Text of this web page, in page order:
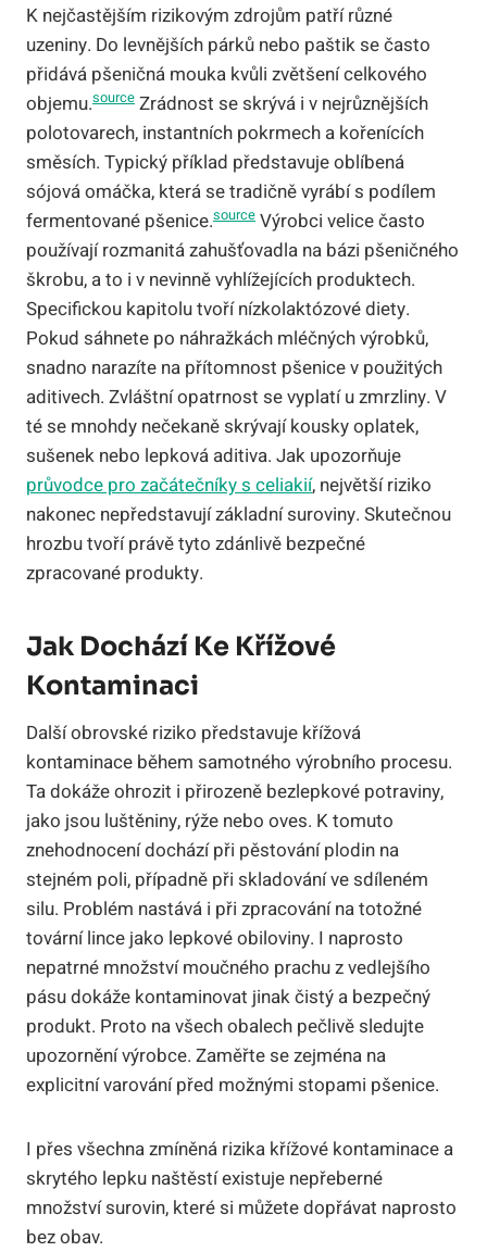
K nejčastějším rizikovým zdrojům patří různé
uzeniny. Do levnějších párků nebo paštik se často
přidává pšeničná mouka kvůli zvětšení celkového
objemu.source Zrádnost se skrývá i v nejrůznějších
polotovarech, instantních pokrmech a kořenících
směsích. Typický příklad představuje oblíbená
sójová omáčka, která se tradičně vyrábí s podílem
fermentované pšenice.source Výrobci velice často
používají rozmanitá zahušťovadla na bázi pšeničného
škrobu, a to i v nevinně vyhlížejících produktech.
Specifickou kapitolu tvoří nízkolaktózové diety.
Pokud sáhnete po náhražkách mléčných výrobků,
snadno narazíte na přítomnost pšenice v použitých
aditivech. Zvláštní opatrnost se vyplatí u zmrzliny. V
té se mnohdy nečekaně skrývají kousky oplatek,
sušenek nebo lepková aditiva. Jak upozorňuje
průvodce pro začátečníky s celiakií, největší riziko
nakonec nepředstavují základní suroviny. Skutečnou
hrozbu tvoří právě tyto zdánlivě bezpečné
zpracované produkty.
Jak Dochází Ke Křížové
Kontaminaci
Další obrovské riziko představuje křížová
kontaminace během samotného výrobního procesu.
Ta dokáže ohrozit i přirozeně bezlepkové potraviny,
jako jsou luštěniny, rýže nebo oves. K tomuto
znehodnocení dochází při pěstování plodin na
stejném poli, případně při skladování ve sdíleném
silu. Problém nastává i při zpracování na totožné
tovární lince jako lepkové obiloviny. I naprosto
nepatrné množství moučného prachu z vedlejšího
pásu dokáže kontaminovat jinak čistý a bezpečný
produkt. Proto na všech obalech pečlivě sledujte
upozornění výrobce. Zaměřte se zejména na
explicitní varování před možnými stopami pšenice.
I přes všechna zmíněná rizika křížové kontaminace a
skrytého lepku naštěstí existuje nepřeberné
množství surovin, které si můžete dopřávat naprosto
bez obav.